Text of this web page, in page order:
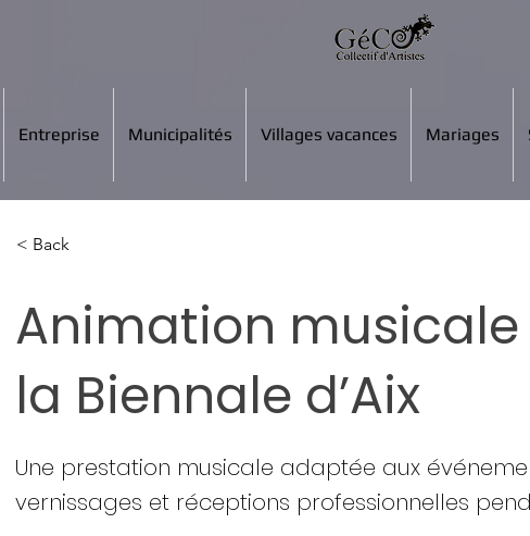
Entreprise Municipalités Villages vacances Mariages
< Back
Animation
la Biennale d’Aix
Une prestation musicale adaptée aux
vernissages et réceptions professionnelles